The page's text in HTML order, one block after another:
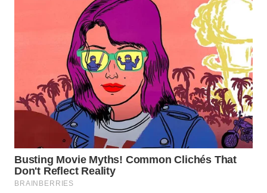
WN
TAPANULI
SELATAN
TANJUNG
LESUNG